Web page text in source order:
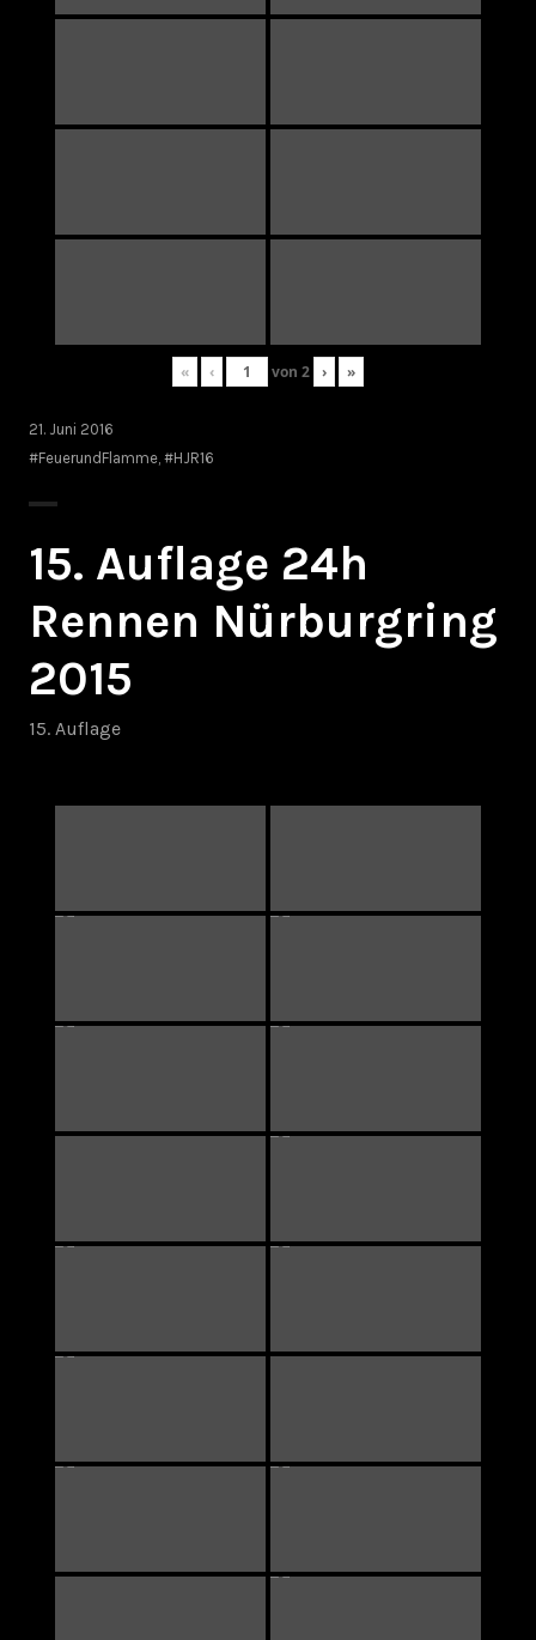
« ‹ von 2 › »
21. Juni 2016
#FeuerundFlamme #HJR16
15. Auflage 24h
Rennen Nürburgring
2015
15. Auflage